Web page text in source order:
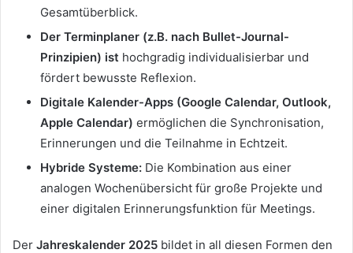
Gesamtüberblick.
Der Terminplaner (z.B. nach Bullet-Journal-
Prinzipien) ist hochgradig individualisierbar und
fördert bewusste Reflexion.
Digitale Kalender-Apps (Google Calendar, Outlook,
Apple Calendar) ermöglichen die Synchronisation,
Erinnerungen und die Teilnahme in Echtzeit.
Hybride Systeme: Die Kombination aus einer
analogen Wochenübersicht für große Projekte und
einer digitalen Erinnerungsfunktion für Meetings.
Der Jahreskalender 2025 bildet in all diesen Formen den